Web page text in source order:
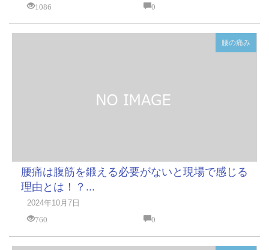
1086
0
腰の痛み
腰痛は腹筋を鍛える必要がないと現場で感じる
理由とは！？...
2024年10月7日
760
0